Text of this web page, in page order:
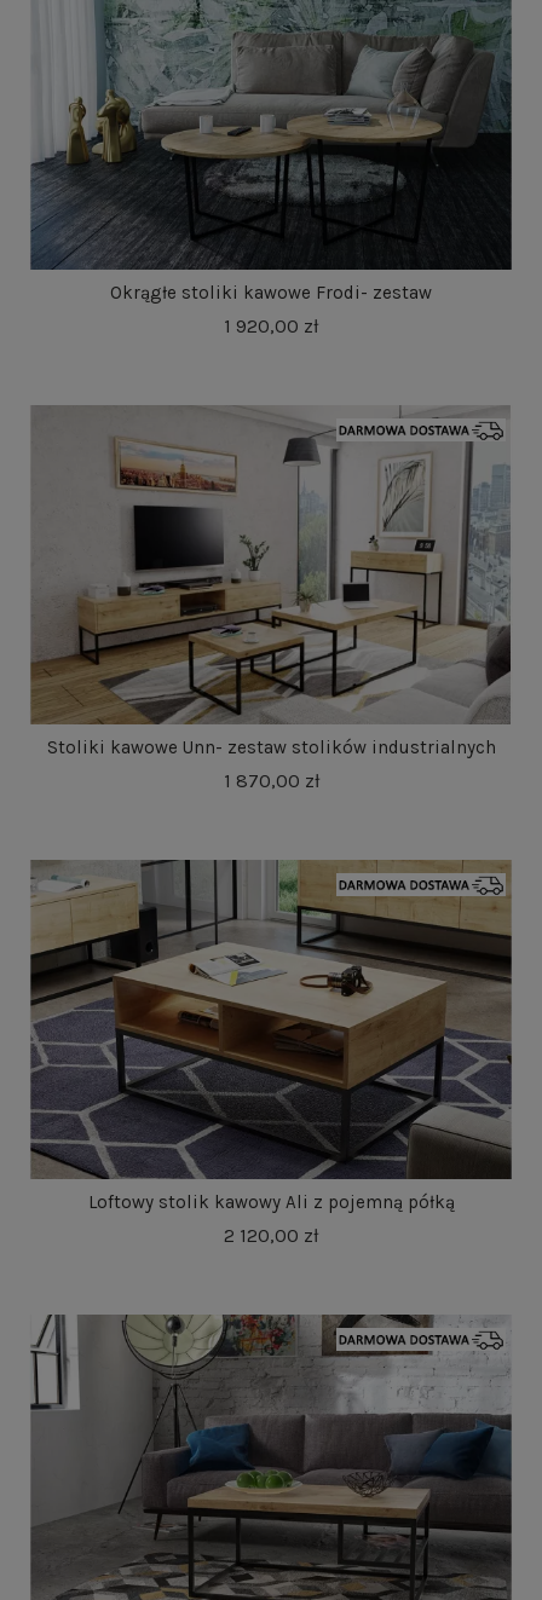
Okrągłe stoliki kawowe Frodi- zestaw
1 920,00 zł
Stoliki kawowe Unn- zestaw stolików industrialnych
1 870,00 zł
Loftowy stolik kawowy Ali z pojemną półką
2 120,00 zł